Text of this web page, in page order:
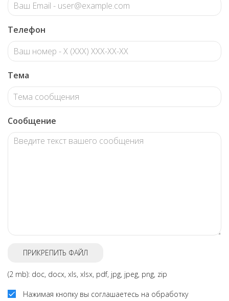
Телефон
Тема
Сообщение
ПРИКРЕПИТЬ ФАЙЛ
(2 mb): doc, docx, xls, xlsx, pdf, jpg, jpeg, png, zip
Нажимая кнопку вы соглашаетесь на обработку